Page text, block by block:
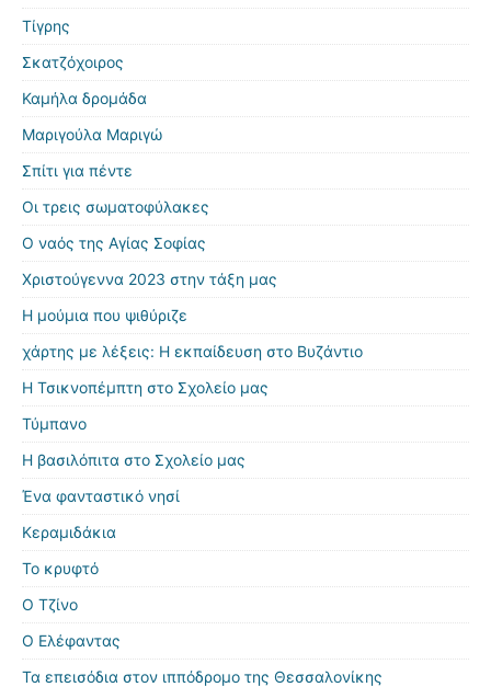
Τίγρης
Σκατζόχοιρος
Καμήλα δρομάδα
Μαριγούλα Μαριγώ
Σπίτι για πέντε
Οι τρεις σωματοφύλακες
Ο ναός της Αγίας Σοφίας
Χριστούγεννα 2023 στην τάξη μας
Η μούμια που ψιθύριζε
χάρτης με λέξεις: Η εκπαίδευση στο Βυζάντιο
Η Τσικνοπέμπτη στο Σχολείο μας
Τύμπανο
Η βασιλόπιτα στο Σχολείο μας
Ένα φανταστικό νησί
Κεραμιδάκια
Το κρυφτό
Ο Τζίνο
Ο Ελέφαντας
Τα επεισόδια στον ιππόδρομο της Θεσσαλονίκης